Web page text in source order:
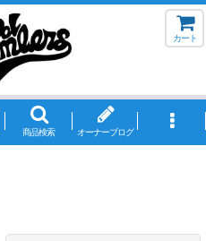
カート
商品検索 オーナーブログ